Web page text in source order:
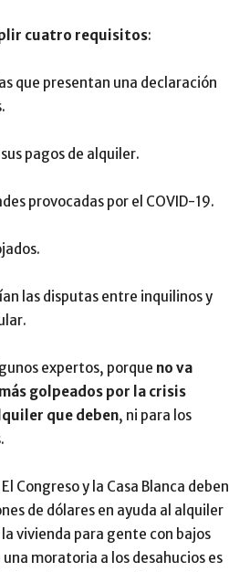
cuatro requisitos:
que presentan una declaración
pagos de alquiler.
provocadas por el COVID-19.
las disputas entre inquilinos y
expertos, porque no va
golpeados por la crisis
que deben, ni para los
El Congreso y la Casa Blanca deben
de dólares en ayuda al alquiler
vivienda para gente con bajos
una moratoria a los desahucios es